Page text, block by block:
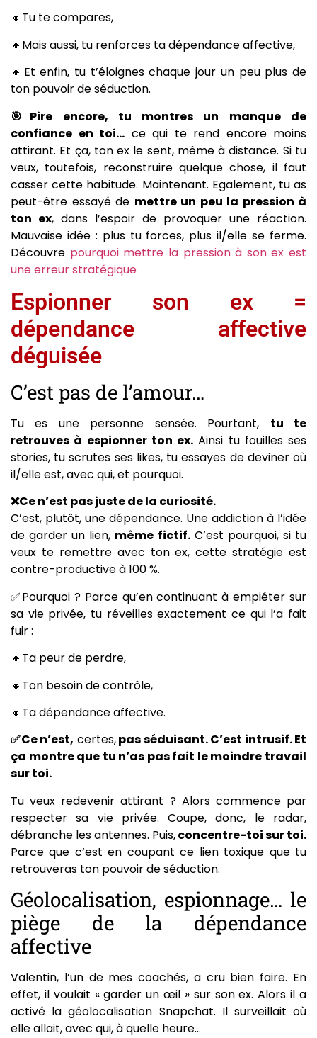
🔸Tu te compares,
🔸Mais aussi, tu renforces ta dépendance affective,
🔸Et enfin, tu t’éloignes chaque jour un peu plus de
ton pouvoir de séduction.
🎯Pire encore, tu montres un manque de
confiance en toi… ce qui te rend encore moins
attirant. Et ça, ton ex le sent, même à distance. Si tu
veux, toutefois, reconstruire quelque chose, il faut
casser cette habitude. Maintenant. Egalement, tu as
peut-être essayé de mettre un peu la pression à
ton ex, dans l’espoir de provoquer une réaction.
Mauvaise idée : plus tu forces, plus il/elle se ferme.
Découvre pourquoi mettre la pression à son ex est
une erreur stratégique
Espionner son ex =
dépendance affective
déguisée
C’est pas de l’amour…
Tu es une personne sensée. Pourtant, tu te
retrouves à espionner ton ex. Ainsi tu fouilles ses
stories, tu scrutes ses likes, tu essayes de deviner où
il/elle est, avec qui, et pourquoi.
❌Ce n’est pas juste de la curiosité.
C’est, plutôt, une dépendance. Une addiction à l’idée
de garder un lien, même fictif.C’est pourquoi, si tu
veux te remettre avec ton ex, cette stratégie est
contre-productive à 100 %.
✅Pourquoi ? Parce qu’en continuant à empiéter sur
sa vie privée, tu réveilles exactement ce qui l’a fait
fuir :
🔸Ta peur de perdre,
🔸Ton besoin de contrôle,
🔸Ta dépendance affective.
✅Ce n’est, certes,pas séduisant. C’est intrusif. Et
ça montre que tu n’as pas fait le moindre travail
sur toi.
Tu veux redevenir attirant ? Alors commence par
respecter sa vie privée. Coupe, donc, le radar,
débranche les antennes. Puis,concentre-toi sur toi.
Parce que c’est en coupant ce lien toxique que tu
retrouveras ton pouvoir de séduction.
Géolocalisation, espionnage… le
piège de la dépendance
affective
Valentin, l’un de mes coachés, a cru bien faire. En
effet, il voulait « garder un œil » sur son ex. Alors il a
activé la géolocalisation Snapchat. Il surveillait où
elle allait, avec qui, à quelle heure…